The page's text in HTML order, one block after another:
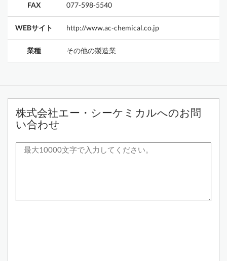
FAX 077-598-5540
WEBサイト http://www.ac-chemical.co.jp
業種 その他の製造業
株式会社エー・シーケミカルへのお問
い合わせ